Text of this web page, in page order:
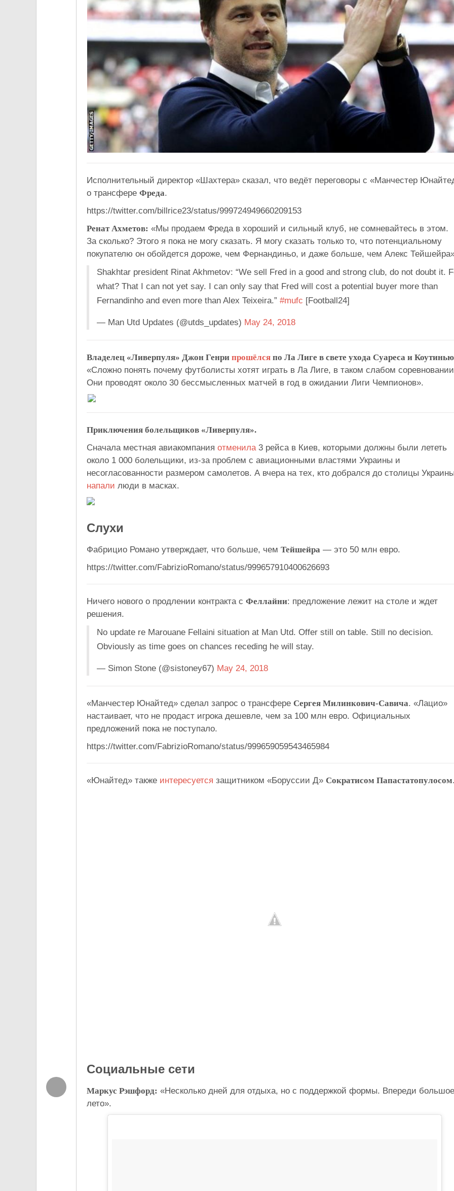
Исполнительный директор «Шахтера» сказал, что ведёт переговоры с «Манчестер
о трансфере Фреда.
https://twitter.com/billrice23/status/999724949660209153
Ренат Ахметов: «Мы продаем Фреда в хороший и сильный клуб, не сомневайтесь в этом.
За сколько? Этого я пока не могу сказать. Я могу сказать только то, что потенциальному
покупателю он обойдется дороже, чем Фернандиньо, и даже больше, чем Алекс
Shakhtar president Rinat Akhmetov: “We sell Fred in a good and strong club, do not doubt it.
what? That I can not yet say. I can only say that Fred will cost a potential buyer more than
Fernandinho and even more than Alex Teixeira.” #mufc [Football24]
— Man Utd Updates (@utds_updates) May 24, 2018
Владелец «Ливерпуля» Джон Генри прошёлся по Ла Лиге в свете ухода Суареса и Коутинью
«Сложно понять почему футболисты хотят играть в Ла Лиге, в таком слабом
Они проводят около 30 бессмысленных матчей в год в ожидании Лиги Чемпионов».
Приключения болельщиков «Ливерпуля».
Сначала местная авиакомпания отменила3 рейса в Киев, которыми должны были лететь
около 1 000 болельщики, из-за проблем с авиационными властями Украины и
несогласованности размером самолетов. А вчера на тех, кто добрался до столицы
напали люди в масках.
Слухи
Фабрицио Романо утверждает, что больше, чем Тейшейра — это 50 млн евро.
https://twitter.com/FabrizioRomano/status/999657910400626693
Ничего нового о продлении контракта с Феллайни: предложение лежит на столе и ждет
решения.
No update re Marouane Fellaini situation at Man Utd. Offer still on table. Still no decision.
Obviously as time goes on chances receding he will stay.
— Simon Stone (@sistoney67) May 24, 2018
«Манчестер Юнайтед» сделал запрос о трансфере Сергея Милинкович-Савича. «Лацио»
настаивает, что не продаст игрока дешевле, чем за 100 млн евро. Официальных
предложений пока не поступало.
https://twitter.com/FabrizioRomano/status/999659059543465984
«Юнайтед» также интересуется защитником «Боруссии Д» Сократисом Папастатопулосом
Социальные сети
Маркус Рэшфорд: «Несколько дней для отдыха, но с поддержкой формы. Впереди большое
лето».